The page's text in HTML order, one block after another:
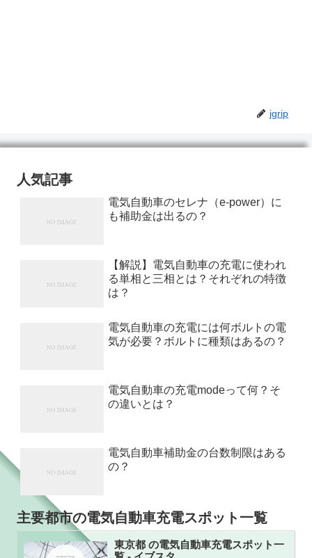
jgrip
人気記事
電気自動車のセレナ（e-power）に
も補助金は出るの？
【解説】電気自動車の充電に使われ
る単相と三相とは？それぞれの特徴
は？
電気自動車の充電には何ボルトの電
気が必要？ボルトに種類はあるの？
電気自動車の充電modeって何？そ
の違いとは？
電気自動車補助金の台数制限はある
の？
主要都市の電気自動車充電スポット一覧
東京都 の電気自動車充電スポット一